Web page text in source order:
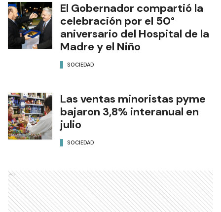
El Gobernador compartió la
celebración por el 50°
aniversario del Hospital de la
Madre y el Niño
SOCIEDAD
Las ventas minoristas pyme
bajaron 3,8% interanual en
julio
SOCIEDAD
Ads